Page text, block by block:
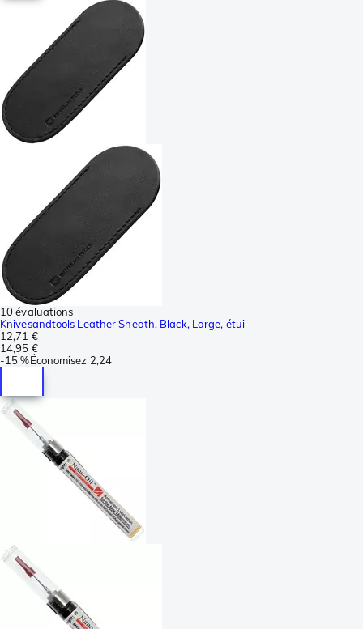
10 évaluations
Knivesandtools Leather Sheath, Black, Large, étui
12,71 €
14,95 €
-15 %Économisez 2,24